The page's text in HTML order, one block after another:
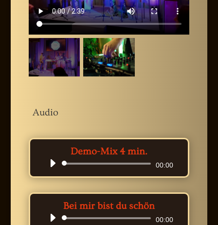
Audio
Demo-Mix 4 min.
Audio-
Player
00:00
Bei mir bist du schön
Audio-
00:00